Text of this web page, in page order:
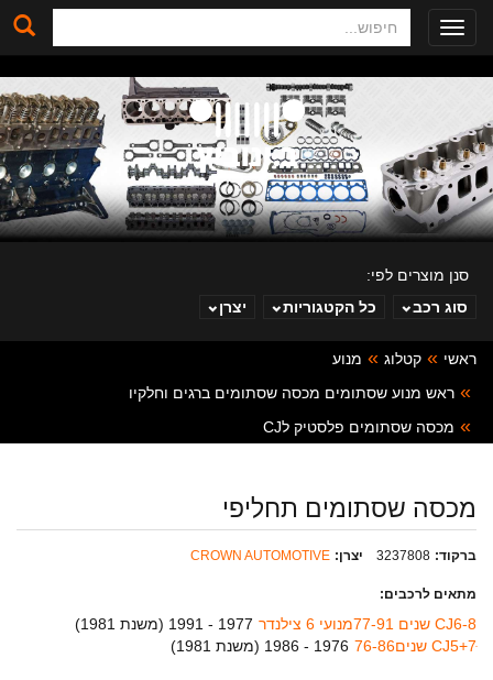
Toggle
navigation
סנן מוצרים לפי:
סוג רכב
כל הקטגוריות יצרן
ראשי קטלוג
מנוע
ראש מנוע שסתומים מכסה שסתומים ברגים וחלקיו
מכסה שסתומים פלסטיק לCJ
מכסה שסתומים תחליפי
ברקוד: 3237808 יצרן: CROWN AUTOMOTIVE
מתאים לרכבים:
8-CJ6 שנים 77-91מנועי 6 צילנדר 1977 - 1991 ( משנת 1981
)
CJ5+7ּ שנים76-86
1976 - 1986 ( משנת 1981 )